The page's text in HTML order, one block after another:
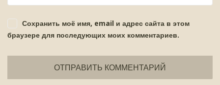
Сохранить моё имя, email и адрес сайта в этом
браузере для последующих моих комментариев.